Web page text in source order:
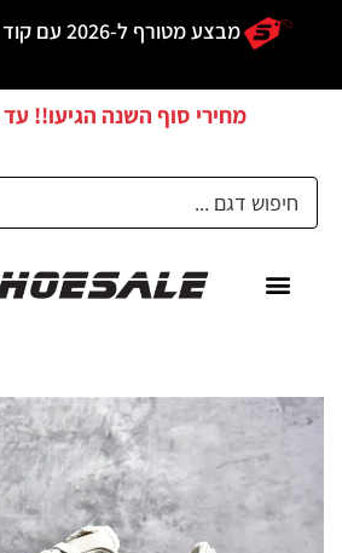
מבצע מטורף ל-2026 עם קוד הקופון –
מחירי סוף השנה הגיעו!! עד